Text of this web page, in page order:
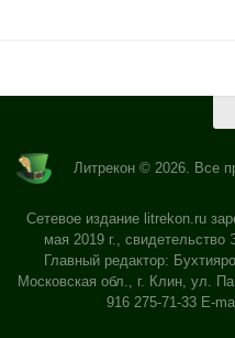
Литрекон © 2026. Все
Сетевое издание litrekon.ru
мая 2019 г.,
Главный редактор:
Московская обл., г. Клин, ул.
916 275-71-33 E-